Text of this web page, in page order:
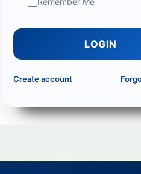
LOGIN
Create account